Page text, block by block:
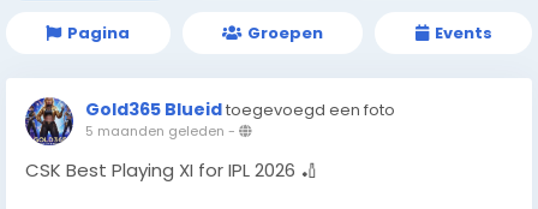
Pagina Groepen Events
Gold365 Blueidtoegevoegd een foto
5 maanden geleden -
CSK Best Playing XI for IPL 2026 🏏